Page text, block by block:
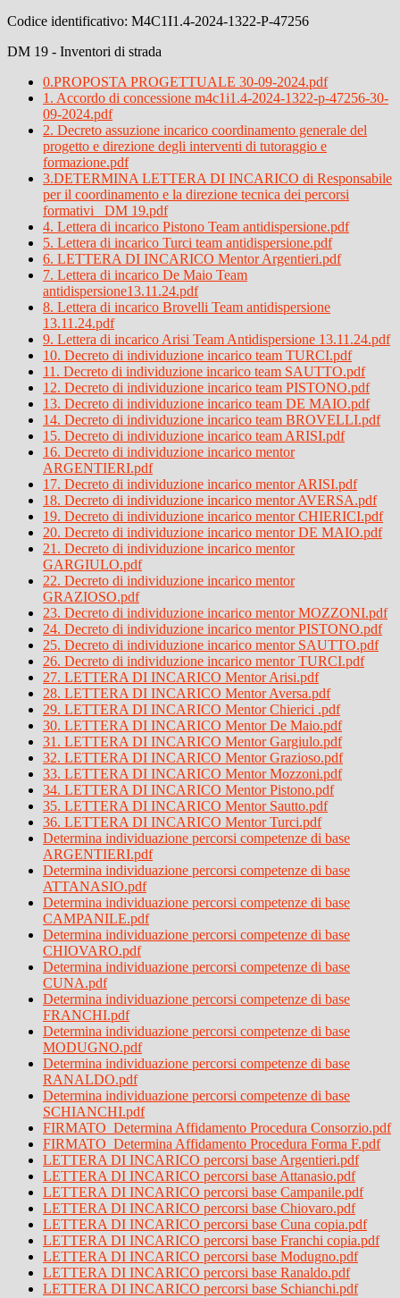
Codice identificativo: M4C1I1.4-2024-1322-P-47256
DM 19 - Inventori di strada
0.PROPOSTA PROGETTUALE 30-09-2024.pdf
1. Accordo di concessione m4c1i1.4-2024-1322-p-47256-30-
09-2024.pdf
2. Decreto assuzione incarico coordinamento generale del
progetto e direzione degli interventi di tutoraggio e
formazione.pdf
3.DETERMINA LETTERA DI INCARICO di Responsabile
per il coordinamento e la direzione tecnica dei percorsi
formativi_ DM 19.pdf
4. Lettera di incarico Pistono Team antidispersione.pdf
5. Lettera di incarico Turci team antidispersione.pdf
6. LETTERA DI INCARICO Mentor Argentieri.pdf
7. Lettera di incarico De Maio Team
antidispersione13.11.24.pdf
8. Lettera di incarico Brovelli Team antidispersione
13.11.24.pdf
9. Lettera di incarico Arisi Team Antidispersione 13.11.24.pdf
10. Decreto di individuzione incarico team TURCI.pdf
11. Decreto di individuzione incarico team SAUTTO.pdf
12. Decreto di individuzione incarico team PISTONO.pdf
13. Decreto di individuzione incarico team DE MAIO.pdf
14. Decreto di individuzione incarico team BROVELLI.pdf
15. Decreto di individuzione incarico team ARISI.pdf
16. Decreto di individuzione incarico mentor
ARGENTIERI.pdf
17. Decreto di individuzione incarico mentor ARISI.pdf
18. Decreto di individuzione incarico mentor AVERSA.pdf
19. Decreto di individuzione incarico mentor CHIERICI.pdf
20. Decreto di individuzione incarico mentor DE MAIO.pdf
21. Decreto di individuzione incarico mentor
GARGIULO.pdf
22. Decreto di individuzione incarico mentor
GRAZIOSO.pdf
23. Decreto di individuzione incarico mentor MOZZONI.pdf
24. Decreto di individuzione incarico mentor PISTONO.pdf
25. Decreto di individuzione incarico mentor SAUTTO.pdf
26. Decreto di individuzione incarico mentor TURCI.pdf
27. LETTERA DI INCARICO Mentor Arisi.pdf
28. LETTERA DI INCARICO Mentor Aversa.pdf
29. LETTERA DI INCARICO Mentor Chierici .pdf
30. LETTERA DI INCARICO Mentor De Maio.pdf
31. LETTERA DI INCARICO Mentor Gargiulo.pdf
32. LETTERA DI INCARICO Mentor Grazioso.pdf
33. LETTERA DI INCARICO Mentor Mozzoni.pdf
34. LETTERA DI INCARICO Mentor Pistono.pdf
35. LETTERA DI INCARICO Mentor Sautto.pdf
36. LETTERA DI INCARICO Mentor Turci.pdf
Determina individuazione percorsi competenze di base
ARGENTIERI.pdf
Determina individuazione percorsi competenze di base
ATTANASIO.pdf
Determina individuazione percorsi competenze di base
CAMPANILE.pdf
Determina individuazione percorsi competenze di base
CHIOVARO.pdf
Determina individuazione percorsi competenze di base
CUNA.pdf
Determina individuazione percorsi competenze di base
FRANCHI.pdf
Determina individuazione percorsi competenze di base
MODUGNO.pdf
Determina individuazione percorsi competenze di base
RANALDO.pdf
Determina individuazione percorsi competenze di base
SCHIANCHI.pdf
FIRMATO_Determina Affidamento Procedura Consorzio.pdf
FIRMATO_Determina Affidamento Procedura Forma F.pdf
LETTERA DI INCARICO percorsi base Argentieri.pdf
LETTERA DI INCARICO percorsi base Attanasio.pdf
LETTERA DI INCARICO percorsi base Campanile.pdf
LETTERA DI INCARICO percorsi base Chiovaro.pdf
LETTERA DI INCARICO percorsi base Cuna copia.pdf
LETTERA DI INCARICO percorsi base Franchi copia.pdf
LETTERA DI INCARICO percorsi base Modugno.pdf
LETTERA DI INCARICO percorsi base Ranaldo.pdf
LETTERA DI INCARICO percorsi base Schianchi.pdf